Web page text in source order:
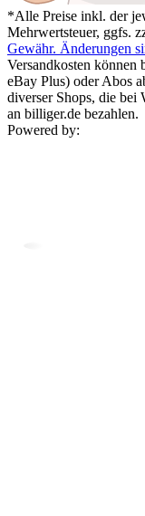
*Alle Preise inkl. der
Mehrwertsteuer, ggfs.
Gewähr. Änderungen
Versandkosten
eBay Plus) oder Abos
diverser Shops, die bei
an billiger.de bezahlen.
Powered by: